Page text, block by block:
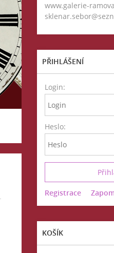
www.galerie-
PŘIHLÁŠENÍ
Login:
Heslo:
Registrace
KOŠÍK